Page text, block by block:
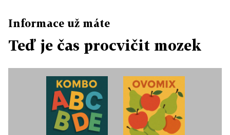
Informace už máte
Teď je čas procvičit mozek